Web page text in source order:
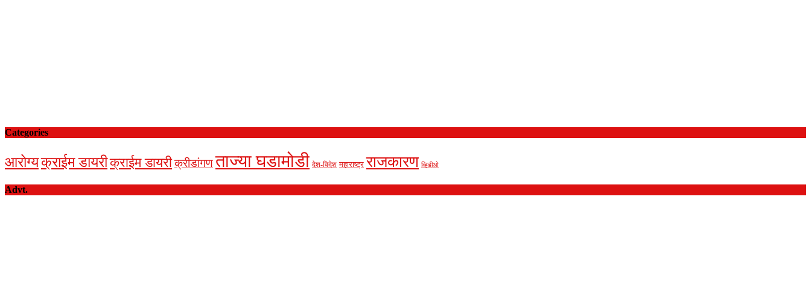
Categories
आरोग्यक्राईम डायरीक्राईम डायरीक्रीडांगणताज्या घडामोडी देश-विदेश महाराष्ट्र राजकारण व्हिडीओ
Advt.